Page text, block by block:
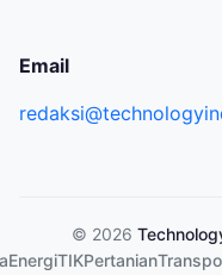
Email
© 2026
EnergiTIKPertanian